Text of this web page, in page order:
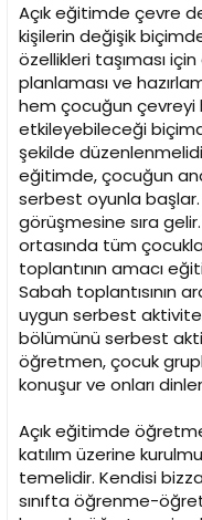
Açık eğitimde çevre
kişilerin değişik
özellikleri taşıması
planlaması ve
hem çocuğun
etkileyebileceği
şekilde
eğitimde, çocuğun
serbest oyunla
görüşmesine sıra
ortasında tüm
toplantının amacı
Sabah toplantısının
uygun serbest
bölümünü serbest
öğretmen, çocuk
konuşur ve onları
Açık eğitimde
katılım üzerine
temelidir. Kendisi
sınıfta öğrenme-